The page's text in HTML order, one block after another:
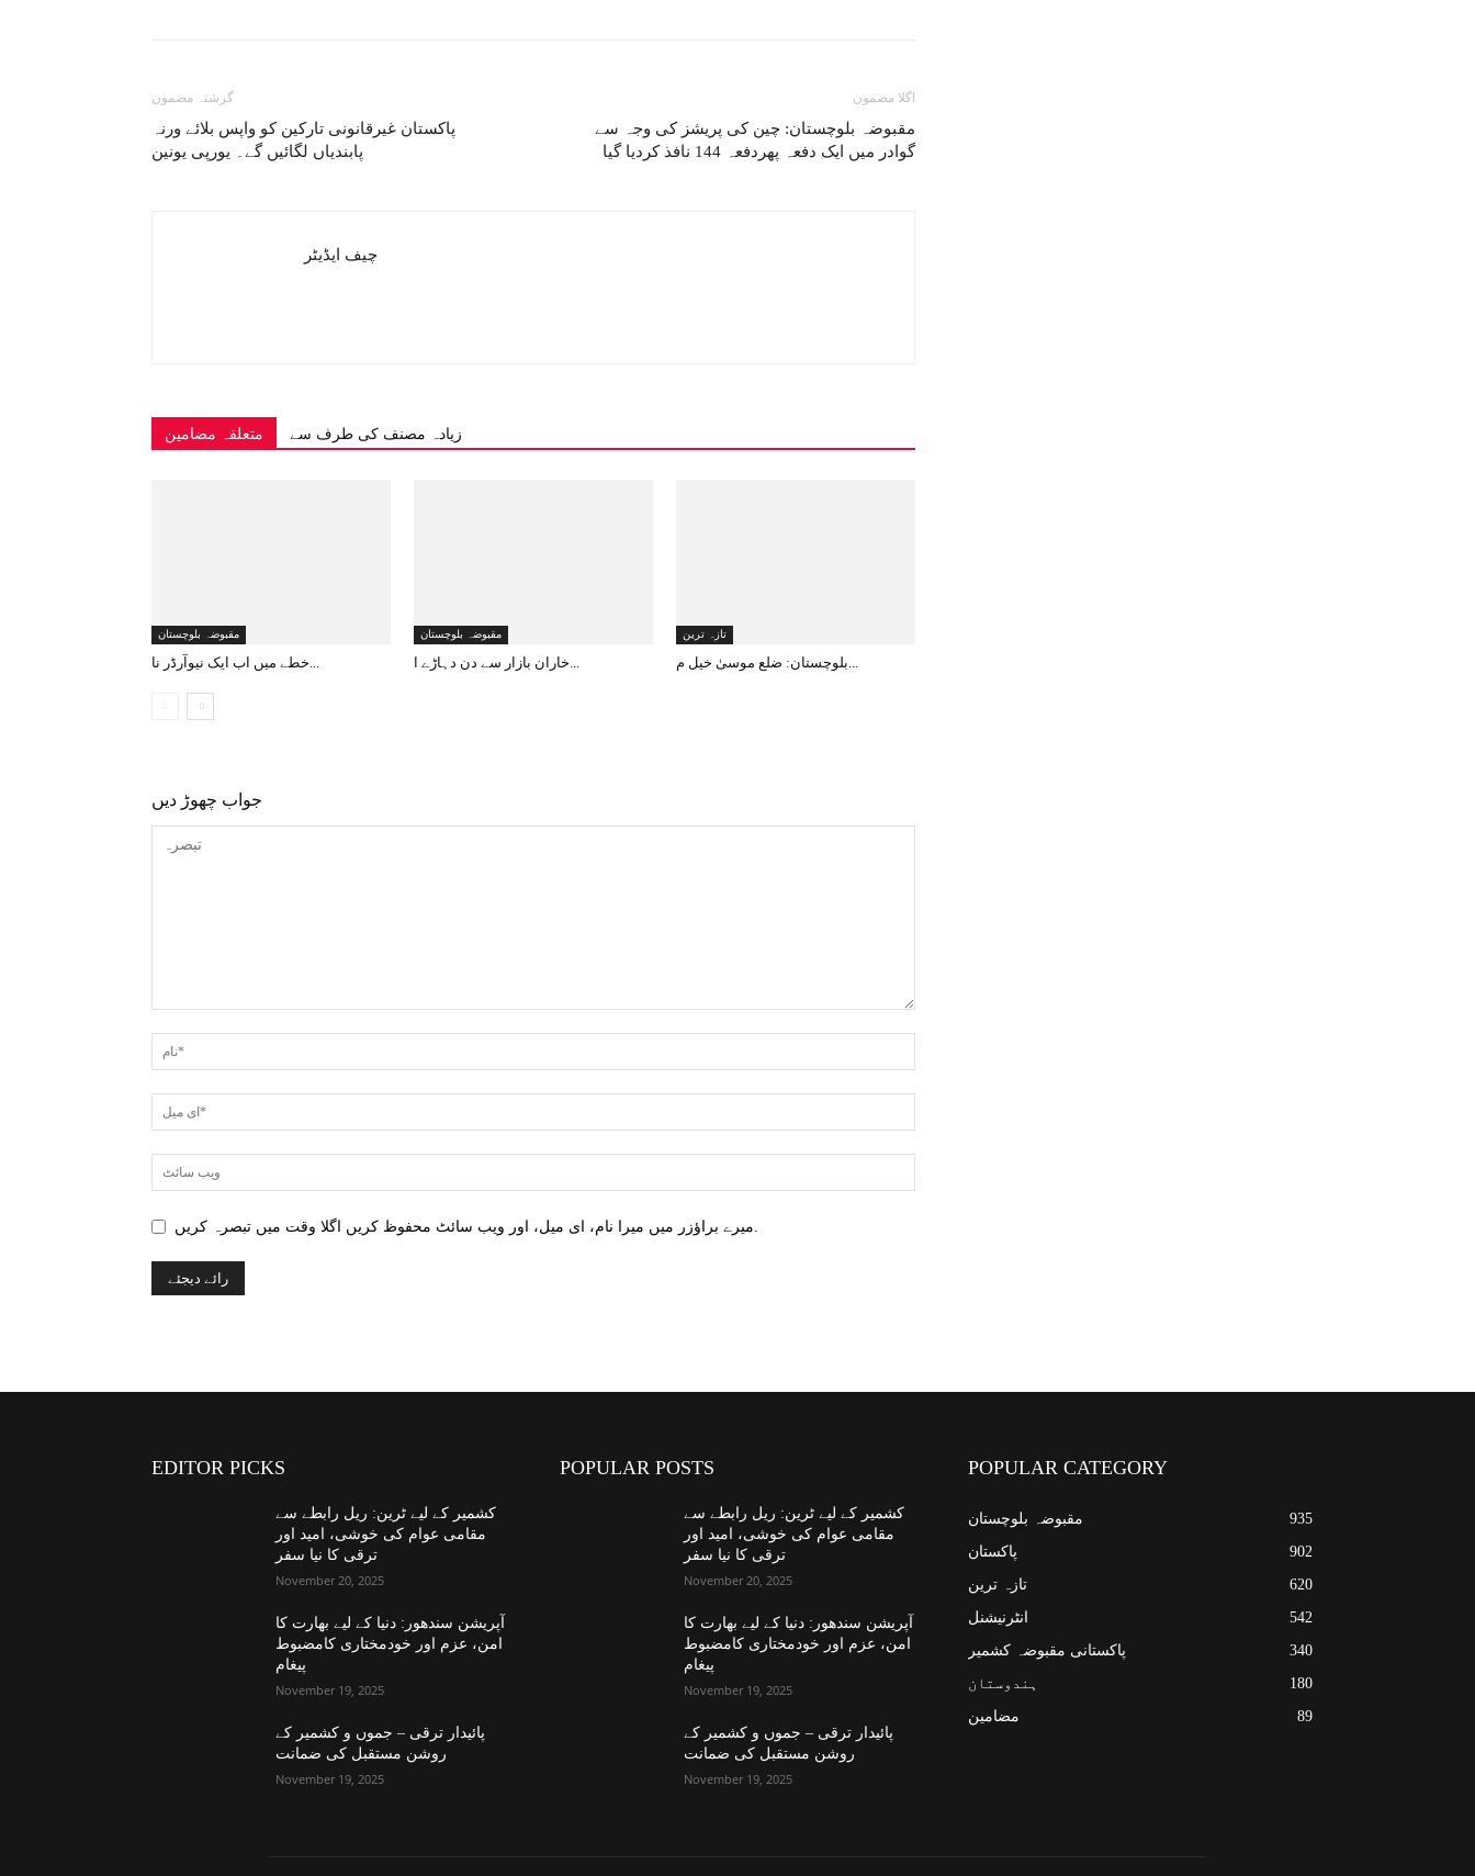
گزشتہ مضمون
پاکستان غیرقانونی تارکین کو واپس بلائے ورنہ
پابندیاں لگائیں گے۔ یورپی یونین
اگلا مضمون
مقبوضہ بلوچستان: چین کی پریشز کی وجہ سے
گوادر میں ایک دفعہ پھردفعہ 144 نافذ کردیا گیا
چیف ایڈیٹر
متعلقہ مضامین زیادہ مصنف کی طرف سے
مقبوضہ بلوچستان
خطے میں اب ایک نیوآرڈر نا...
مقبوضہ بلوچستان
خاران بازار سے دن دہاڑے ا...
تازہ ترین
بلوچستان: ضلع موسیٰ خیل م...
جواب چھوڑ دیں
میرے براؤزر میں میرا نام، ای میل، اور ویب سائٹ محفوظ کریں اگلا وقت میں تبصرہ کریں.
EDITOR PICKS
کشمیر کے لیے ٹرین: ریل رابطے سے
مقامی عوام کی خوشی، امید اور
ترقی کا نیا سفر
November 20, 2025
آپریشن سندھور: دنیا کے لیے بھارت کا
امن، عزم اور خودمختاری کامضبوط
پیغام
November 19, 2025
پائیدار ترقی – جموں و کشمیر کے
روشن مستقبل کی ضمانت
November 19, 2025
POPULAR POSTS
کشمیر کے لیے ٹرین: ریل رابطے سے
مقامی عوام کی خوشی، امید اور
ترقی کا نیا سفر
November 20, 2025
آپریشن سندھور: دنیا کے لیے بھارت کا
امن، عزم اور خودمختاری کامضبوط
پیغام
November 19, 2025
پائیدار ترقی – جموں و کشمیر کے
روشن مستقبل کی ضمانت
November 19, 2025
POPULAR CATEGORY
مقبوضہ بلوچستان
935
پاکستان
902
تازہ ترین
620
انٹرنیشنل
542
پاکستانی مقبوضہ کشمیر
340
ہندوستان
180
مضامین
89